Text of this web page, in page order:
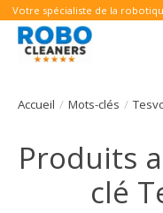
Votre spécialiste de la
Accueil / Mots-clés /
Produits
clé